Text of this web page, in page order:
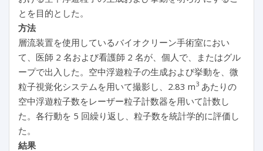
とを目的とした。
方法
層流装置を使用しているバイオクリーン手術室におい
て、医師 2 名および看護師 2 名が、個人で、またはグル
ープで出入した。空中浮遊粒子の生成および挙動を、微
粒子視覚化システムを用いて撮影し、2.83 m3 あたりの
空中浮遊粒子数をレーザー粒子計数器を用いて計数し
た。各行動を 5 回繰り返し、粒子数を統計学的に評価し
た。
結果